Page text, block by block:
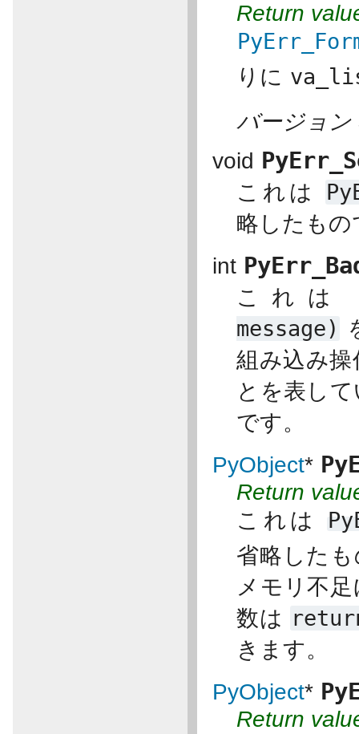
Return
りに
バージョン
void
これは
略したもの
int
これ
message)
組み込み
とを表し
です。
PyObject*
Return
これは
省略した
メモリ不
数は
きます。
PyObject*
Return